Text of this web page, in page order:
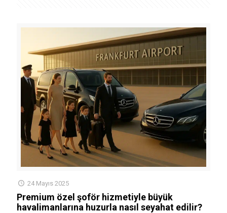
24 Mayıs 2025
Premium özel şoför hizmetiyle büyük
havalimanlarına huzurla nasıl seyahat edilir?